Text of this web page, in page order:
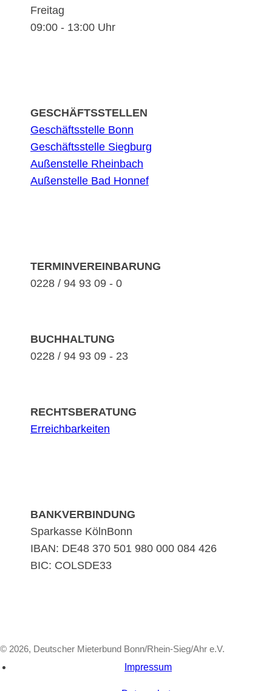
Freitag
09:00 - 13:00 Uhr
GESCHÄFTSSTELLEN
Geschäftsstelle Bonn
Geschäftsstelle Siegburg
Außenstelle Rheinbach
Außenstelle Bad Honnef
TERMINVEREINBARUNG
0228 / 94 93 09 - 0
BUCHHALTUNG
0228 / 94 93 09 - 23
RECHTSBERATUNG
Erreichbarkeiten
BANKVERBINDUNG
Sparkasse KölnBonn
IBAN: DE48 370 501 980 000 084 426
BIC: COLSDE33
© 2026, Deutscher Mieterbund Bonn/Rhein-Sieg/Ahr e.V.
Impressum